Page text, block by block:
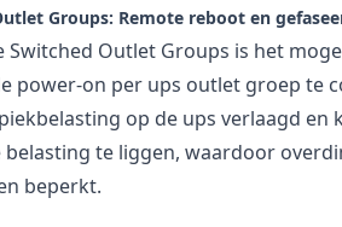
Groups: Remote reboot en
Switched Outlet Groups is het
power-on per ups outlet groep te
op de ups verlaagd en
belasting te liggen, waardoor
beperkt.